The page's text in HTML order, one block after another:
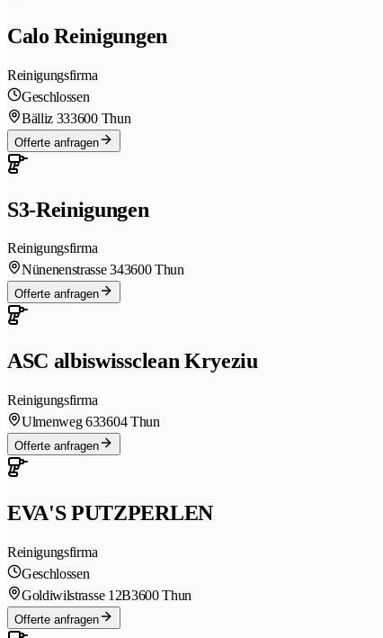
Calo Reinigungen
Reinigungsfirma
Geschlossen
Bälliz 333600 Thun
Offerte anfragen
S3-Reinigungen
Reinigungsfirma
Nünenenstrasse 343600 Thun
Offerte anfragen
ASC albiswissclean Kryeziu
Reinigungsfirma
Ulmenweg 633604 Thun
Offerte anfragen
EVA'S PUTZPERLEN
Reinigungsfirma
Geschlossen
Goldiwilstrasse 12B3600 Thun
Offerte anfragen